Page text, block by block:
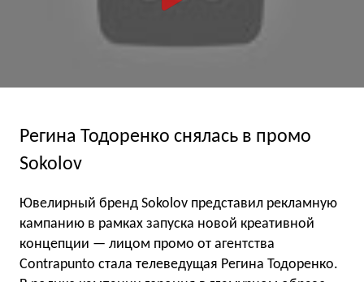
Регина Тодоренко снялась в промо
Sokolov
Ювелирный бренд Sokolov представил рекламную
кампанию в рамках запуска новой креативной
концепции — лицом промо от агентства
Contrapunto стала телеведущая Регина Тодоренко.